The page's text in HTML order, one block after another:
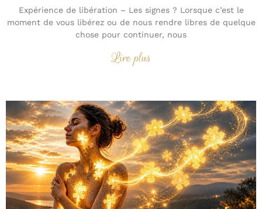
Expérience de libération – Les signes ? Lorsque c’est le
moment de vous libérez ou de nous rendre libres de quelque
chose pour continuer, nous
Lire plus